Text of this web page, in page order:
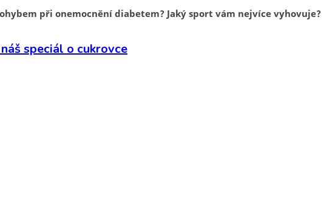
při onemocnění diabetem? Jaký sport vám nejvíce vyhovuje?
speciál o cukrovce